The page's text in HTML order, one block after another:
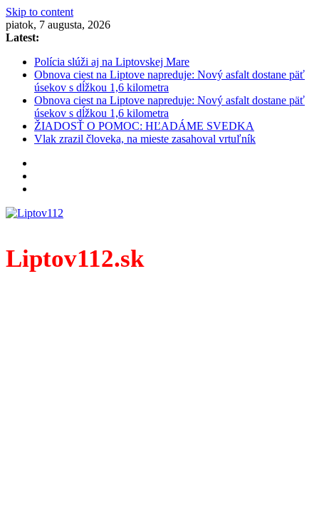
Skip to content
piatok, 7 augusta, 2026
Latest:
Polícia slúži aj na Liptovskej Mare
Obnova ciest na Liptove napreduje: Nový asfalt dostane päť
úsekov s dĺžkou 1,6 kilometra
Obnova ciest na Liptove napreduje: Nový asfalt dostane päť
úsekov s dĺžkou 1,6 kilometra
ŽIADOSŤ O POMOC: HĽADÁME SVEDKA
Vlak zrazil človeka, na mieste zasahoval vrtuľník
Liptov112.sk